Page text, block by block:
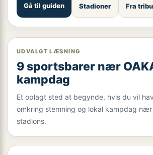
Gå til guiden Stadioner Fra
UDVALGT LÆSNING
9 sportsbarer nær
kampdag
Et oplagt sted at begynde, hvis du vil
omkring stemning og lokal kampdag
stadions.